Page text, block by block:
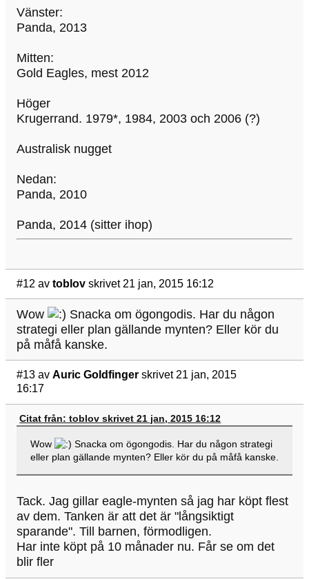
Vänster:
Panda, 2013
Mitten:
Gold Eagles, mest 2012
Höger
Krugerrand. 1979*, 1984, 2003 och 2006 (?)
Australisk nugget
Nedan:
Panda, 2010
Panda, 2014 (sitter ihop)
#12 av toblov skrivet 21 jan, 2015 16:12
Wow
Snacka om ögongodis. Har du någon
strategi eller plan gällande mynten? Eller kör du
på måfå kanske.
#13 av Auric Goldfinger skrivet 21 jan, 2015
16:17
Citat från: toblov skrivet 21 jan, 2015 16:12
Wow
Snacka om ögongodis. Har du någon strategi
eller plan gällande mynten? Eller kör du på måfå kanske.
Tack. Jag gillar eagle-mynten så jag har köpt flest
av dem. Tanken är att det är "långsiktigt
sparande". Till barnen, förmodligen.
Har inte köpt på 10 månader nu. Får se om det
blir fler